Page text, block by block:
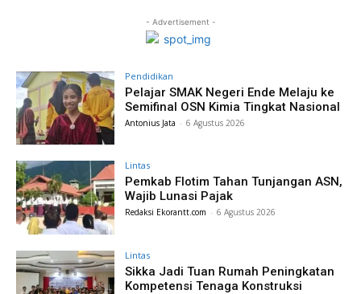
- Advertisement -
Pendidikan
Pelajar SMAK Negeri Ende Melaju ke
Semifinal OSN Kimia Tingkat Nasional
Antonius Jata - 6 Agustus 2026
Lintas
Pemkab Flotim Tahan Tunjangan ASN,
Wajib Lunasi Pajak
Redaksi Ekorantt.com - 6 Agustus 2026
Lintas
Sikka Jadi Tuan Rumah Peningkatan
Kompetensi Tenaga Konstruksi